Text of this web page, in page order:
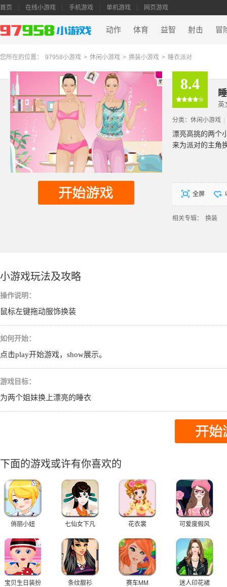
首页 在线小游戏 手机游戏 单机游戏 网页游戏
动作 体育 益智 射击 冒
您所在的位置： 97958小游戏 > 休闲小游戏 > 换装小游戏 > 睡衣派对
8.4
英
分类： 休闲小游戏
漂亮高挑的两个
来为派对的主角
全屏
相关专辑： 换装
小游戏玩法及攻略
操作说明：
鼠标左键拖动服饰换装
如何开始：
点击play开始游戏，show展示。
游戏目标：
为两个姐妹换上漂亮的睡衣
下面的游戏或许有你喜欢的
俏丽小妞 七仙女下凡 花衣裳 可爱度假风
宝贝生日装扮 条纹靓衫 赛车MM 迷人印花裙